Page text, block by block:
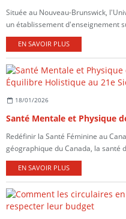
Située au Nouveau-Brunswick,
un établissement d'enseignement
EN SAVOIR PLUS
18/01/2026
Redéfinir la Santé Féminine au
géographique du Canada, la santé
EN SAVOIR PLUS